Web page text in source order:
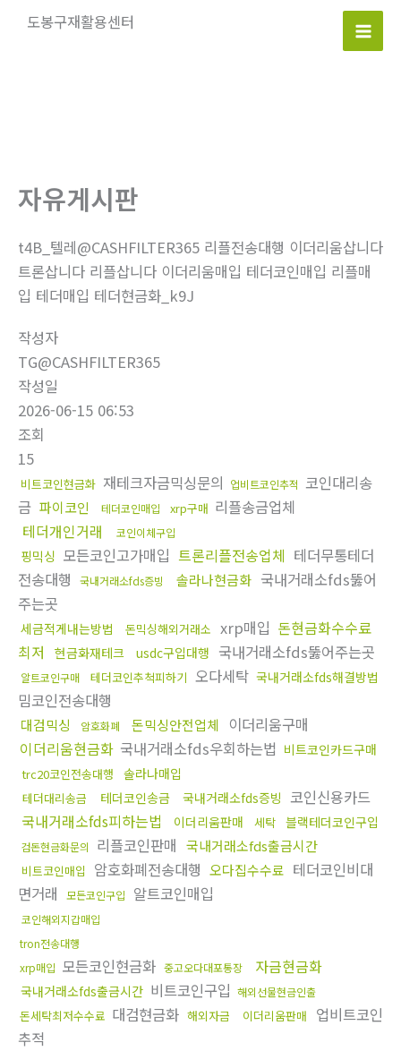
도봉구재활용센터
Main
자유게시판
t4B_텔레@CASHFILTER365 리플전송대행 이더리움삽니다
트론삽니다 리플삽니다 이더리움매입 테더코인매입 리플매
입 테더매입 테더현금화_k9J
작성자
TG@CASHFILTER365
작성일
2026-06-15 06:53
조회
15
비트코인현금화 재테크자금믹싱문의 업비트코인추적 코인대리송
금 파이코인 테더코인매입 xrp구매 리플송금업체
테더개인거래
코인이체구입
핑믹싱 모든코인고가매입 트론리플전송업체 테더무통테더
전송대행
국내거래소fds증빙 솔라나현금화 국내거래소fds뚫어
주는곳
세금적게내는방법 돈믹싱해외거래소 xrp매입 돈현금화수수료
최저
현금화재테크 usdc구입대행 국내거래소fds뚫어주는곳
알트코인구매 테더코인추척피하기 오다세탁 국내거래소fds해결방법
밈코인전송대행
대검믹싱 암호화폐 돈믹싱안전업체
이더리움구매
이더리움현금화 국내거래소fds우회하는법 비트코인카드구매
trc20코인전송대행 솔라나매입
테더대리송금 테더코인송금 국내거래소fds증빙 코인신용카드
국내거래소fds피하는법
이더리움판매 세탁 블랙테더코인구입
검돈현금화문의 리플코인판매 국내거래소fds출금시간
비트코인매입 암호화폐전송대행 오다집수수료 테더코인비대
면거래
모든코인구입 알트코인매입
코인해외지갑매입
tron전송대행
xrp매입 모든코인현금화 중고오다대포통장 자금현금화
국내거래소fds출금시간 비트코인구입 해외선물현금인출
돈세탁최저수수료 대검현금화 해외자금 이더리움판매
업비트코인
추적